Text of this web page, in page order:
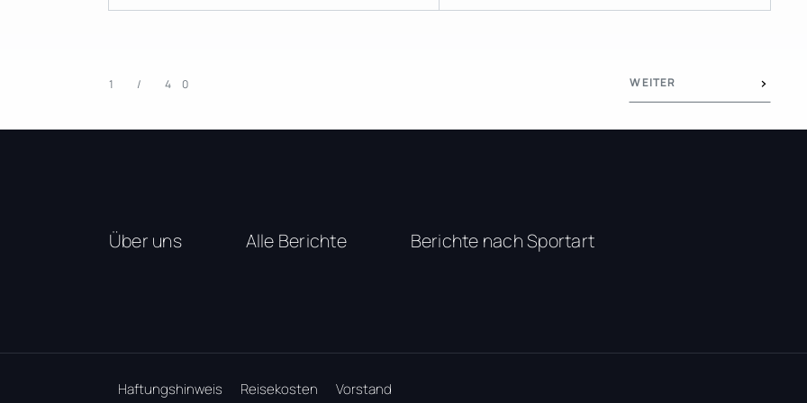
WEITER
1 / 40
Über uns Alle Berichte Berichte nach Sportart
Haftungshinweis Reisekosten Vorstand